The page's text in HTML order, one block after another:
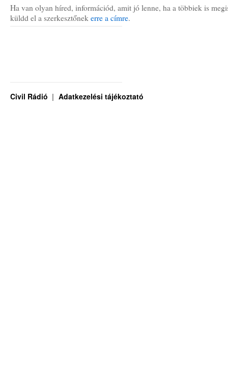
Ha van olyan híred, információd, amit jó lenne, ha a többiek is
küldd el a szerkesztőnek erre a címre.
Civil Rádió Adatkezelési tájékoztató